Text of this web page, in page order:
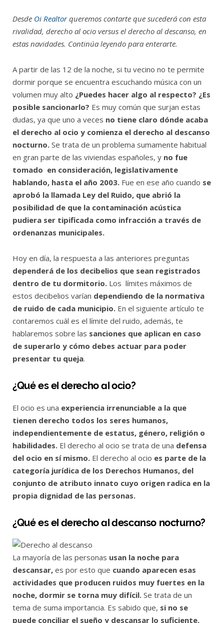
Desde Oi Realtorqueremos contarte que sucederá con esta
rivalidad, derecho al ocio versus el derecho al descanso, en
estas navidades. Continúa leyendo para enterarte.
A partir de las 12 de la noche, si tu vecino no te permite
dormir porque se encuentra escuchando música con un
volumen muy alto ¿Puedes hacer algo al respecto? ¿Es
posible sancionarlo? Es muy común que surjan estas
dudas, ya que uno a veces no tiene claro dónde acaba
el derecho al ocio y comienza el derecho al descanso
nocturno. Se trata de un problema sumamente habitual
en gran parte de las viviendas españoles, y no fue
tomado en consideración, legislativamente
hablando, hasta el año 2003. Fue en ese año cuando se
aprobó la llamada Ley del Ruido, que abrió la
posibilidad de que la contaminación acústica
pudiera ser tipificada como infracción a través de
ordenanzas municipales.
Hoy en día, la respuesta a las anteriores preguntas
dependerá de los decibelios que sean registrados
dentro de tu dormitorio. Los límites máximos de
estos decibelios varían dependiendo de la normativa
de ruido de cada municipio. En el siguiente artículo te
contaremos cuál es el límite del ruido, además, te
hablaremos sobre las sanciones que aplican en caso
de superarlo y cómo debes actuar para poder
presentar tu queja.
¿Qué es el derecho al ocio?
El ocio es una experiencia irrenunciable a la que
tienen derecho todos los seres humanos,
independientemente de estatus, género, religión o
habilidades. El derecho al ocio se trata de una defensa
del ocio en sí mismo. El derecho al ocio es parte de la
categoría jurídica de los Derechos Humanos, del
conjunto de atributo innato cuyo origen radica en la
propia dignidad de las personas.
¿Qué es el derecho al descanso nocturno?
La mayoría de las personas usan la noche para
descansar, es por esto que cuando aparecen esas
actividades que producen ruidos muy fuertes en la
noche, dormir se torna muy difícil. Se trata de un
tema de suma importancia. Es sabido que, si no se
puede conciliar el sueño y descansar lo suficiente,